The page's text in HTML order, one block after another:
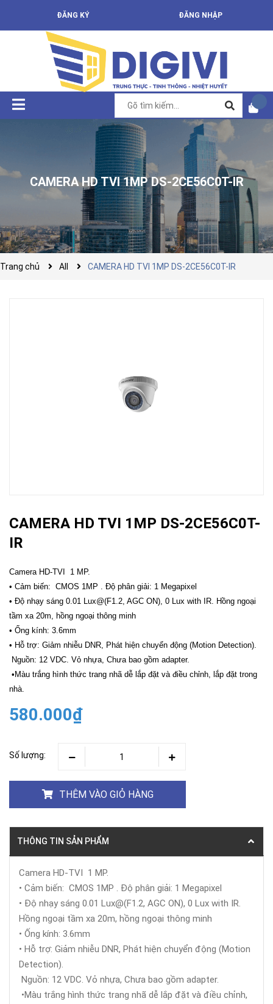
ĐĂNG KÝ ĐĂNG NHẬP
CAMERA HD TVI 1MP DS-2CE56C0T-IR
Trang chủ All CAMERA HD TVI 1MP DS-2CE56C0T-IR
CAMERA HD TVI 1MP DS-2CE56C0T-
IR
Camera HD-TVI 1 MP.
• Cảm biến: CMOS 1MP . Độ phân giải: 1 Megapixel
• Độ nhạy sáng 0.01 Lux@(F1.2, AGC ON), 0 Lux with IR. Hồng ngoại
tầm xa 20m, hồng ngoại thông minh
• Ống kính: 3.6mm
• Hỗ trợ: Giảm nhiễu DNR, Phát hiện chuyển động (Motion Detection).
Nguồn: 12 VDC. Vỏ nhựa, Chưa bao gồm adapter.
•Màu trắng hình thức trang nhã dễ lắp đặt và điều chỉnh, lắp đặt trong
nhà.
580.000₫
Số lượng:
THÊM VÀO GIỎ HÀNG
THÔNG TIN SẢN PHẨM
Camera HD-TVI 1 MP.
• Cảm biến: CMOS 1MP . Độ phân giải: 1 Megapixel
• Độ nhạy sáng 0.01 Lux@(F1.2, AGC ON), 0 Lux with IR.
Hồng ngoại tầm xa 20m, hồng ngoại thông minh
• Ống kính: 3.6mm
• Hỗ trợ: Giảm nhiễu DNR, Phát hiện chuyển động (Motion
Detection).
Nguồn: 12 VDC. Vỏ nhựa, Chưa bao gồm adapter.
•Màu trắng hình thức trang nhã dễ lắp đặt và điều chỉnh,